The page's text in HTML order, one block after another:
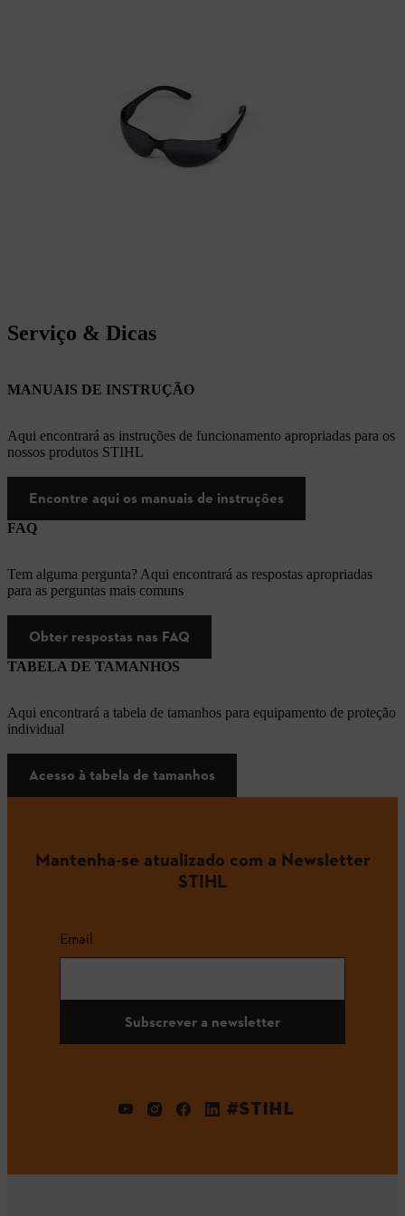
Serviço & Dicas
MANUAIS DE INSTRUÇÃO
Aqui encontrará as instruções de funcionamento apropriadas para os
nossos produtos STIHL
Encontre aqui os manuais de instruções
FAQ
Tem alguma pergunta? Aqui encontrará as respostas apropriadas
para as perguntas mais comuns
Obter respostas nas FAQ
TABELA DE TAMANHOS
Aqui encontrará a tabela de tamanhos para equipamento de proteção
individual
Acesso à tabela de tamanhos
Mantenha-se atualizado com a Newsletter
STIHL
Email
Subscrever a newsletter
#STIHL